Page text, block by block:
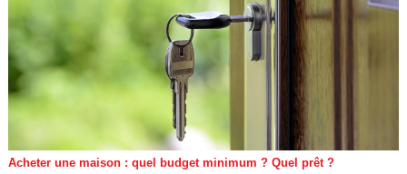
Acheter une maison : quel budget minimum ? Quel prêt ?